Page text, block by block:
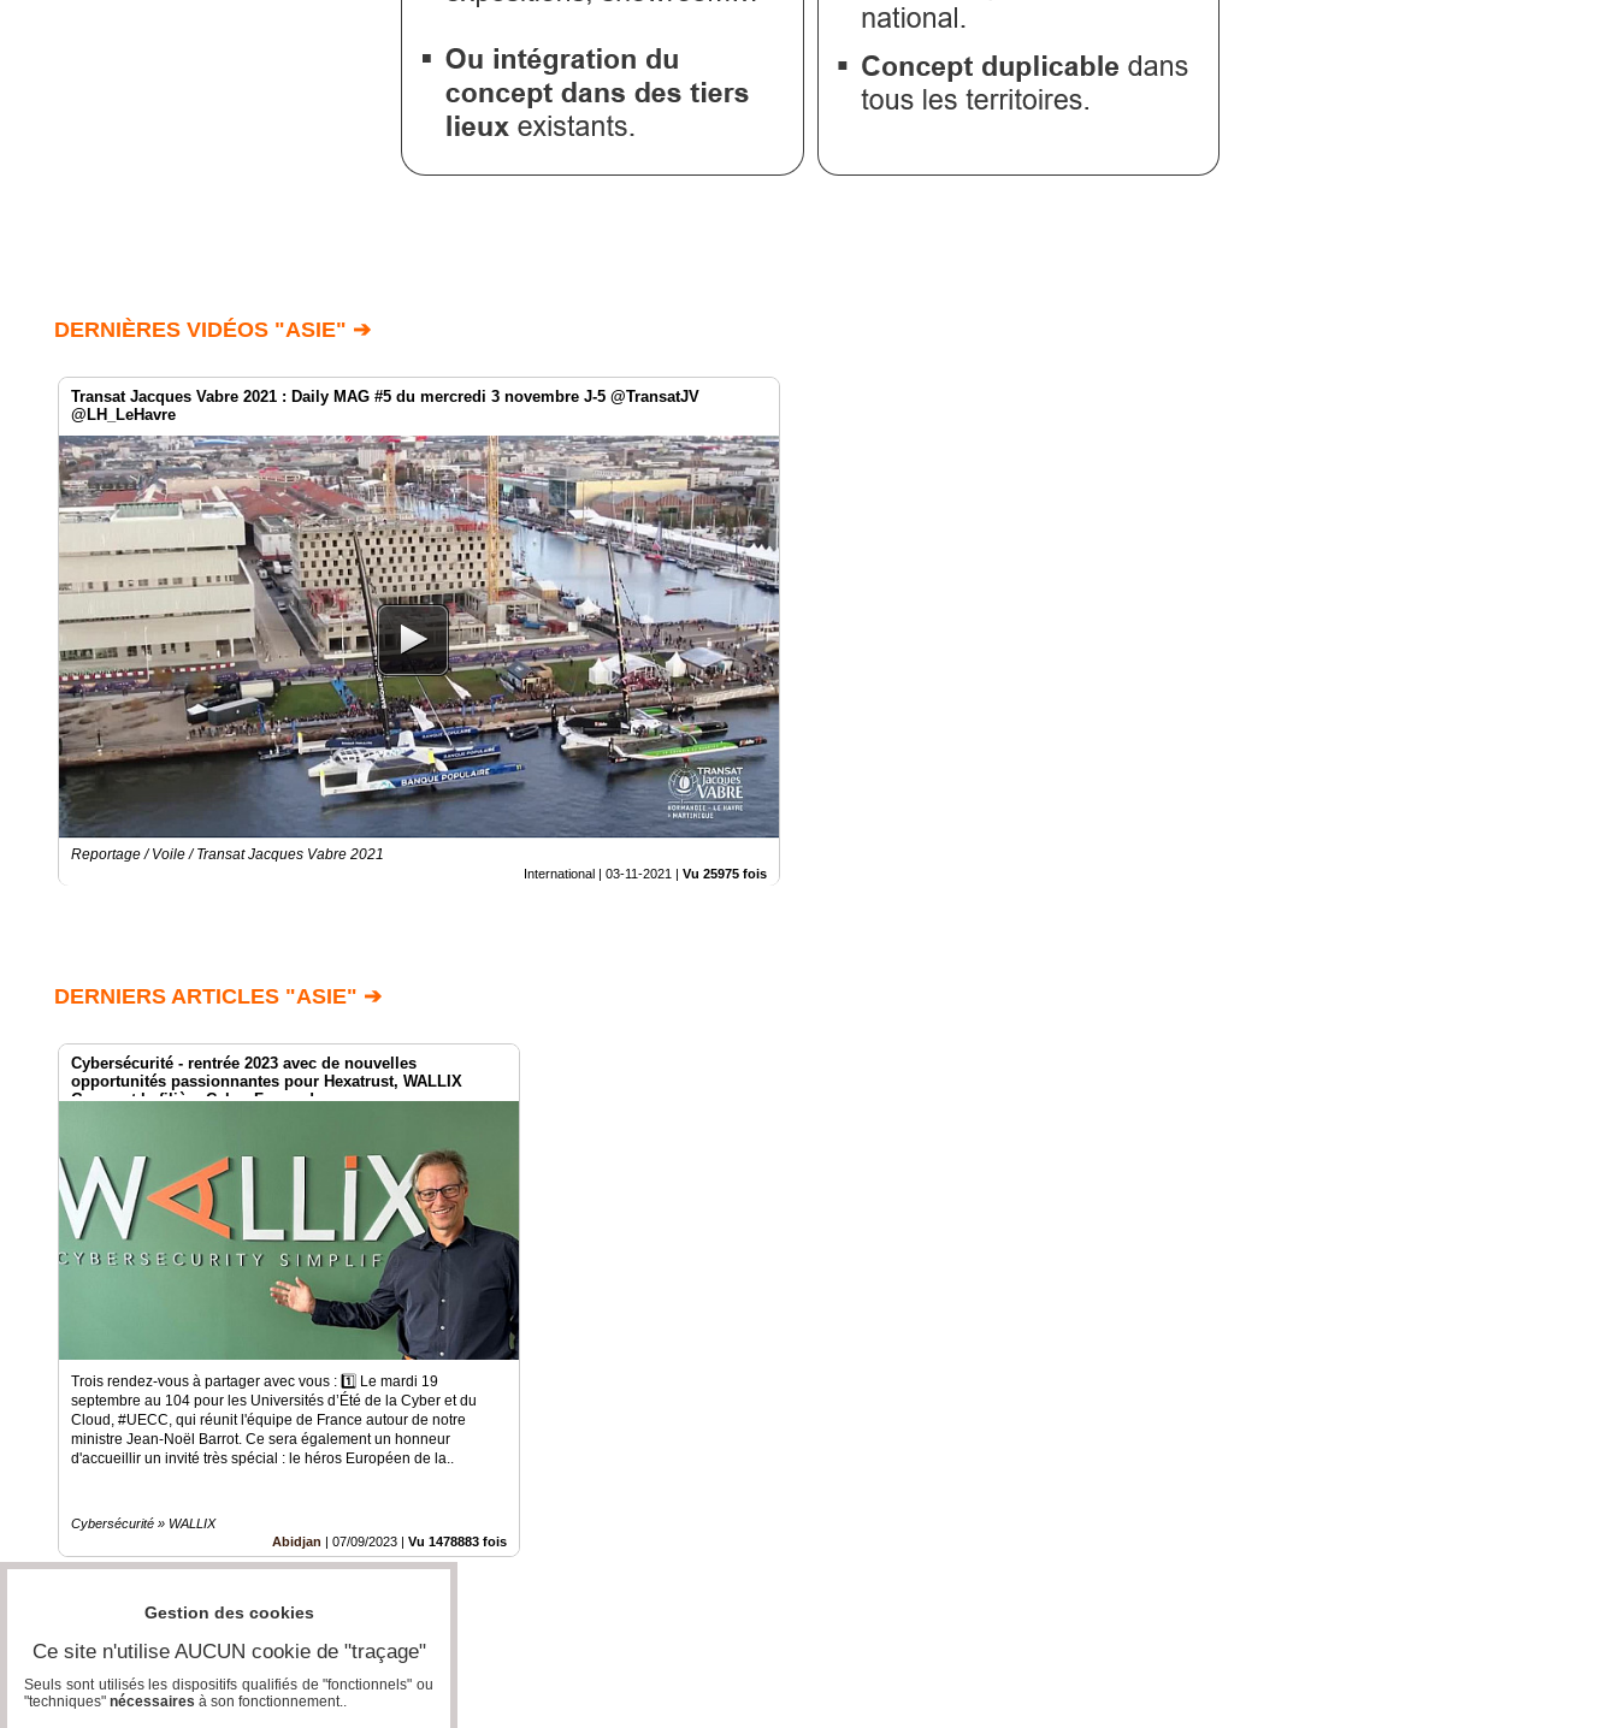
DERNIÈRES VIDÉOS "ASIE" ➔
Transat Jacques Vabre 2021 : Daily MAG #5 du mercredi 3 novembre J-5 @TransatJV
@LH_LeHavre
Reportage / Voile / Transat Jacques Vabre 2021
International | 03-11-2021 | Vu 25975 fois
DERNIERS ARTICLES "ASIE" ➔
Cybersécurité - rentrée 2023 avec de nouvelles
opportunités passionnantes pour Hexatrust, WALLIX
Group et la filière Cyber France !
Trois rendez-vous à partager avec vous : 1️⃣ Le mardi 19
septembre au 104 pour les Universités d’Été de la Cyber et du
Cloud, #UECC, qui réunit l'équipe de France autour de notre
ministre Jean-Noël Barrot. Ce sera également un honneur
d'accueillir un invité très spécial : le héros Européen de la..
Cybersécurité » WALLIX
Abidjan | 07/09/2023 | Vu 1478883 fois
Gestion des cookies
Ce site n'utilise AUCUN cookie de "traçage"
Seuls sont utilisés les dispositifs qualifiés de "fonctionnels" ou
"techniques" nécessaires à son fonctionnement..